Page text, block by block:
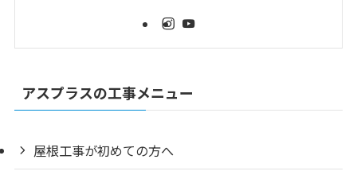
アスプラスの工事メニュー
屋根工事が初めての方へ